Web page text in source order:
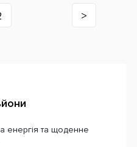
>
енергія та щоденне